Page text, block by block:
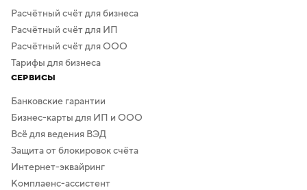
Расчётный счёт для бизнеса
Расчётный счёт для ИП
Расчётный счёт для ООО
Тарифы для бизнеса
СЕРВИСЫ
Банковские гарантии
Бизнес-карты для ИП и ООО
Всё для ведения ВЭД
Защита от блокировок счёта
Интернет-эквайринг
Комплаенс-ассистент